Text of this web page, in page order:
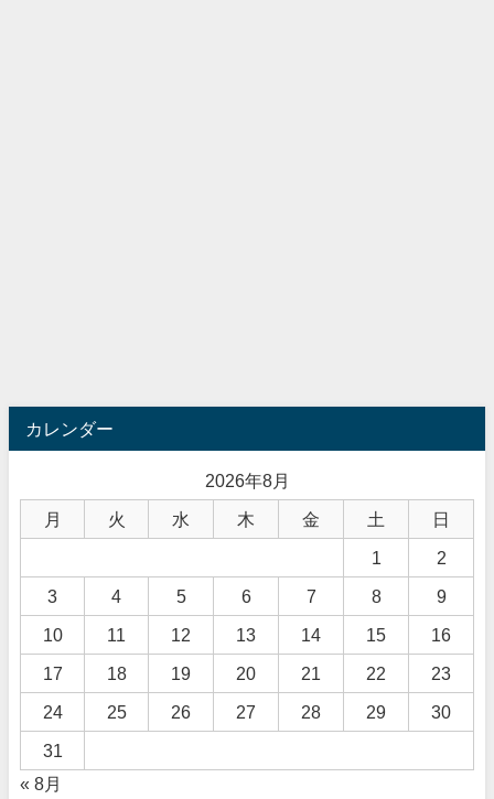
カレンダー
2026年8月
月 火 水 木 金 土 日
1 2
3 4 5 6 7 8 9
10 11 12 13 14 15 16
17 18 19 20 21 22 23
24 25 26 27 28 29 30
31
« 8月